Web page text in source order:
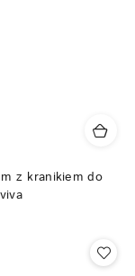
z kranikiem do